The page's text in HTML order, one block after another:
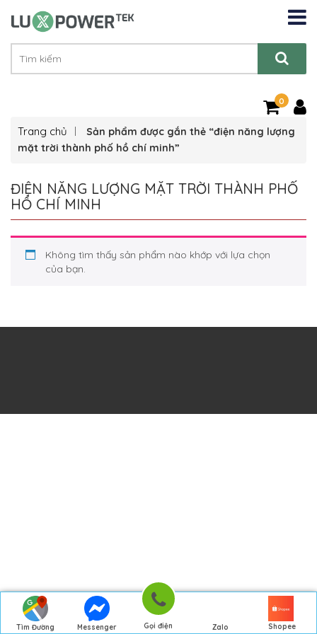
0
Tìm Đường
Messenger Gọi điện Zalo Shopee
Trang chủ
Sản phẩm được gắn thẻ “điện năng lượng
mặt trời thành phố hồ chí minh”
ĐIỆN NĂNG LƯỢNG MẶT TRỜI THÀNH PHỐ
HỒ CHÍ MINH
Không tìm thấy sản phẩm nào khớp với lựa chọn
của bạn.